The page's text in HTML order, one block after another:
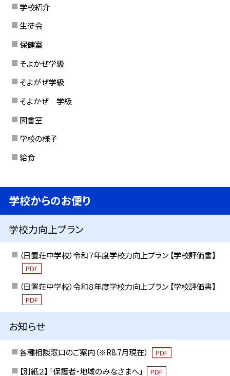
学校紹介
生徒会
保健室
そよかぜ学級
そよがぜ学級
そよかぜ 学級
図書室
学校の様子
給食
学校からのお便り
学校力向上プラン
（日置荘中学校）令和７年度学校力向上プラン 【学校評価書】
PDF
（日置荘中学校）令和８年度学校力向上プラン 【学校評価書】
PDF
お知らせ
各種相談窓口のご案内（※R8.7月現在） PDF
【別紙２】 「保護者・地域のみなさまへ」 PDF